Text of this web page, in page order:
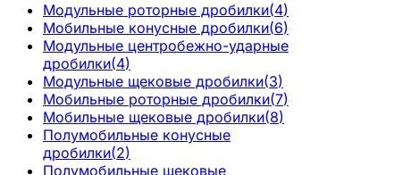
Модульные роторные дробилки(4)
Мобильные конусные дробилки(6)
Модульные центробежно-ударные
дробилки(4)
Модульные щековые дробилки(3)
Мобильные роторные дробилки(7)
Мобильные щековые дробилки(8)
Полумобильные конусные
дробилки(2)
Полумобильные щековые